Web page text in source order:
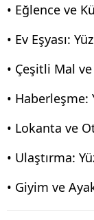
• Eğlence ve
• Ev Eşyası:
• Çeşitli Mal
• Haberleşme:
• Lokanta ve
• Ulaştırma:
• Giyim ve